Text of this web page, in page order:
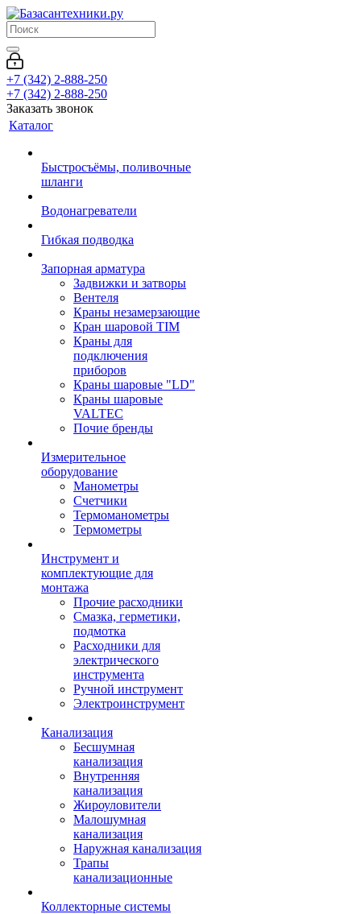
+7 (342) 2-888-250
+7 (342) 2-888-250
Заказать звонок
Каталог
Быстросъёмы, поливочные
шланги
Водонагреватели
Гибкая подводка
Запорная арматура
Задвижки и затворы
Вентеля
Краны незамерзающие
Кран шаровой TIM
Краны для
подключения
приборов
Краны шаровые "LD"
Краны шаровые
VALTEC
Почие бренды
Измерительное
оборудование
Манометры
Счетчики
Термоманометры
Термометры
Инструмент и
комплектующие для
монтажа
Прочие расходники
Смазка, герметики,
подмотка
Расходники для
электрического
инструмента
Ручной инструмент
Электроинструмент
Канализация
Бесшумная
канализация
Внутренняя
канализация
Жироуловители
Малошумная
канализация
Наружная канализация
Трапы
канализационные
Коллекторные системы